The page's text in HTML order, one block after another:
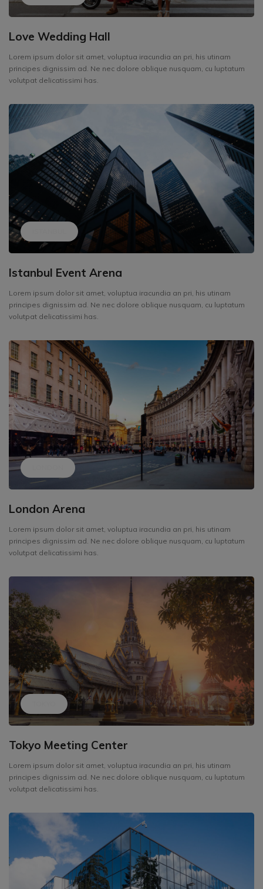
Love Wedding Hall
Lorem ipsum dolor sit amet, voluptua iracundia an pri, his utinam
principes dignissim ad. Ne nec dolore oblique nusquam, cu luptatum
volutpat delicatissimi has.
Istanbul Event Arena
Lorem ipsum dolor sit amet, voluptua iracundia an pri, his utinam
principes dignissim ad. Ne nec dolore oblique nusquam, cu luptatum
volutpat delicatissimi has.
London Arena
Lorem ipsum dolor sit amet, voluptua iracundia an pri, his utinam
principes dignissim ad. Ne nec dolore oblique nusquam, cu luptatum
volutpat delicatissimi has.
Tokyo Meeting Center
Lorem ipsum dolor sit amet, voluptua iracundia an pri, his utinam
principes dignissim ad. Ne nec dolore oblique nusquam, cu luptatum
volutpat delicatissimi has.